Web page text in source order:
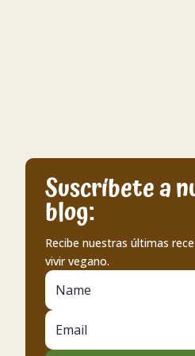
Suscríbete a
blog:
Recibe nuestras últimas
vivir vegano.